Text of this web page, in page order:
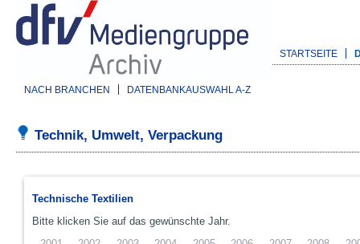
STARTSEITE
NACH BRANCHEN DATENBANKAUSWAHL A-Z
Technik, Umwelt, Verpackung
Technische Textilien
Bitte klicken Sie auf das gewünschte Jahr.